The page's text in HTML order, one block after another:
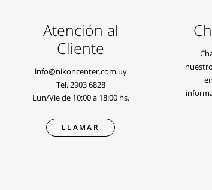
Atención al
Cliente
info@nikoncenter.com.uy
Tel. 2903 6828
Lun/Vie de 10:00 a 18:00 hs.
LLAMAR